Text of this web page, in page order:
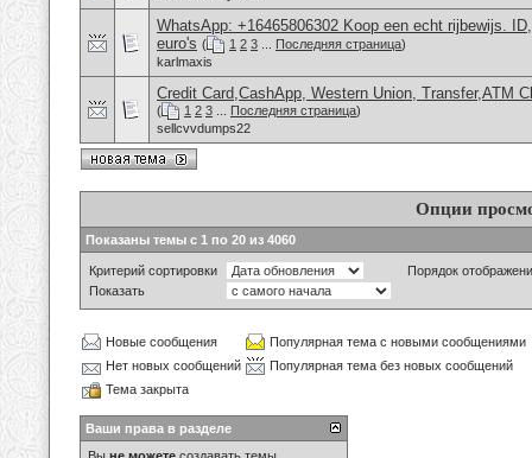
WhatsApp: +16465806302 Koop een echt rijbewijs.
euro's ( 1 2 3 Последняя страница)
karlmaxis
Credit Card,CashApp, Western Union, Transfer,ATM
( 1 2 3 Последняя страница)
sellcvvdumps22
Опции
Показаны темы с 1 по 20 из 4060
Критерий сортировки
Порядок
Показать
Новые сообщения
Популярная тема с новыми сообщениями
Нет новых сообщений
Популярная тема без новых сообщений
Тема закрыта
Ваши права в разделе